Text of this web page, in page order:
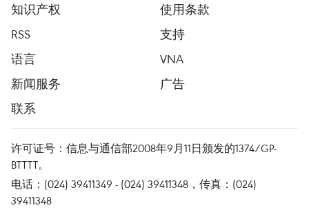
知识产权
使用条款
RSS
支持
语言
VNA
新闻服务
广告
联系
许可证号：信息与通信部2008年9月11日颁发的1374/GP-
BTTTT。
电话：(024) 39411349 - (024) 39411348，传真：(024)
39411348